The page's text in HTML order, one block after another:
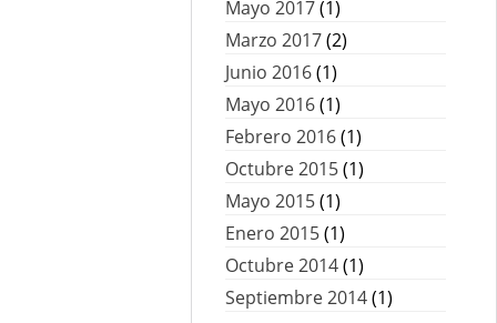
Mayo 2017(1)
Marzo 2017(2)
Junio 2016(1)
Mayo 2016(1)
Febrero 2016(1)
Octubre 2015(1)
Mayo 2015(1)
Enero 2015(1)
Octubre 2014(1)
Septiembre 2014(1)